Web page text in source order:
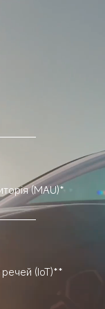
(MAU)*
речей (IoT)**